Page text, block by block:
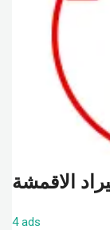
الاقمشة
4 ads